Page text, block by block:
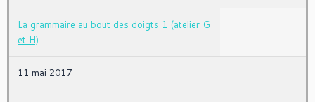
La grammaire au bout des doigts 1 (atelier G
et H)
11 mai 2017